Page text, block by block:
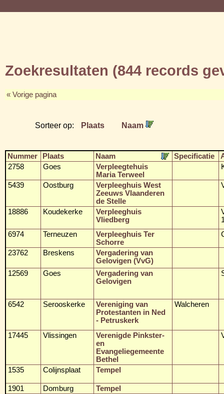
Zoekresultaten (844 records
« Vorige pagina
Sorteer op: Plaats Naam
Nummer Plaats Naam Specificatie
2758
Goes
Verpleegtehuis
Maria Terweel
5439 Oostburg
Verpleeghuis West
Zeeuws Vlaanderen
de Stelle
18886 Koudekerke
Verpleeghuis
Vliedberg
6974
Terneuzen
Verpleeghuis Ter
Schorre
23762 Breskens
Vergadering van
Gelovigen (VvG)
12569
Goes
Vergadering van
Gelovigen
6542 Serooskerke
Vereniging van
Protestanten in Ned
- Petruskerk
Walcheren
17445 Vlissingen
Verenigde Pinkster-
en
Evangeliegemeente
Bethel
1535 Colijnsplaat Tempel
1901 Domburg
Tempel